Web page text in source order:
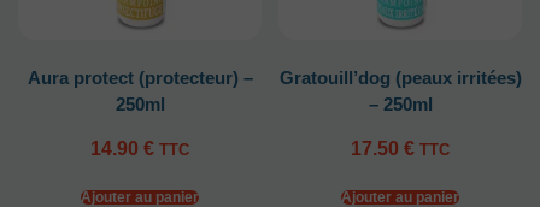
Aura protect (protecteur) –
250ml
14.90 € TTC
Ajouter au panier
Gratouill’dog (peaux irritées)
– 250ml
17.50 € TTC
Ajouter au panier